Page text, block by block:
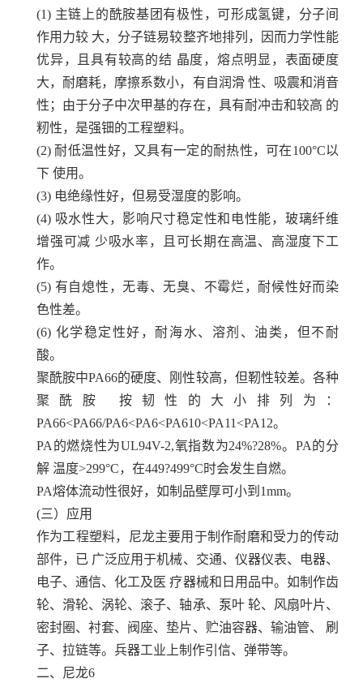
(1) 主链上的酰胺基团有极性，可形成氢键，分子间
作用力较 大，分子链易较整齐地排列，因而力学性能
优异，且具有较高的结 晶度，熔点明显，表面硬度
大，耐磨耗，摩擦系数小，有自润滑 性、吸震和消音
性；由于分子中次甲基的存在，具有耐冲击和较高 的
籾性，是强钿的工程塑料。
(2) 耐低温性好，又具有一定的耐热性，可在100°C以
下 使用。
(3) 电绝缘性好，但易受湿度的影响。
(4) 吸水性大，影响尺寸稳定性和电性能，玻璃纤维
增强可减 少吸水率，且可长期在高温、高湿度下工
作。
(5) 有自熄性，无毒、无臭、不霉烂，耐候性好而染
色性差。
(6) 化学稳定性好，耐海水、溶剂、油类，但不耐
酸。
聚酰胺中PA66的硬度、刚性较高，但靭性较差。各种
聚酰胺 按韧性的大小排列为：
PA66<PA66/PA6<PA6<PA610<PA11<PA12。
PA的燃烧性为UL94V-2,氧指数为24%?28%。PA的分
解 温度>299°C，在449?499°C时会发生自燃。
PA熔体流动性很好，如制品壁厚可小到1mm。
(三）应用
作为工程塑料，尼龙主要用于制作耐磨和受力的传动
部件，已 广泛应用于机械、交通、仪器仪表、电器、
电子、通信、化工及医 疗器械和日用品中。如制作齿
轮、滑轮、涡轮、滚子、轴承、泵叶 轮、风扇叶片、
密封圈、衬套、阀座、垫片、贮油容器、输油管、 刷
子、拉链等。兵器工业上制作引信、弹带等。
二、尼龙6